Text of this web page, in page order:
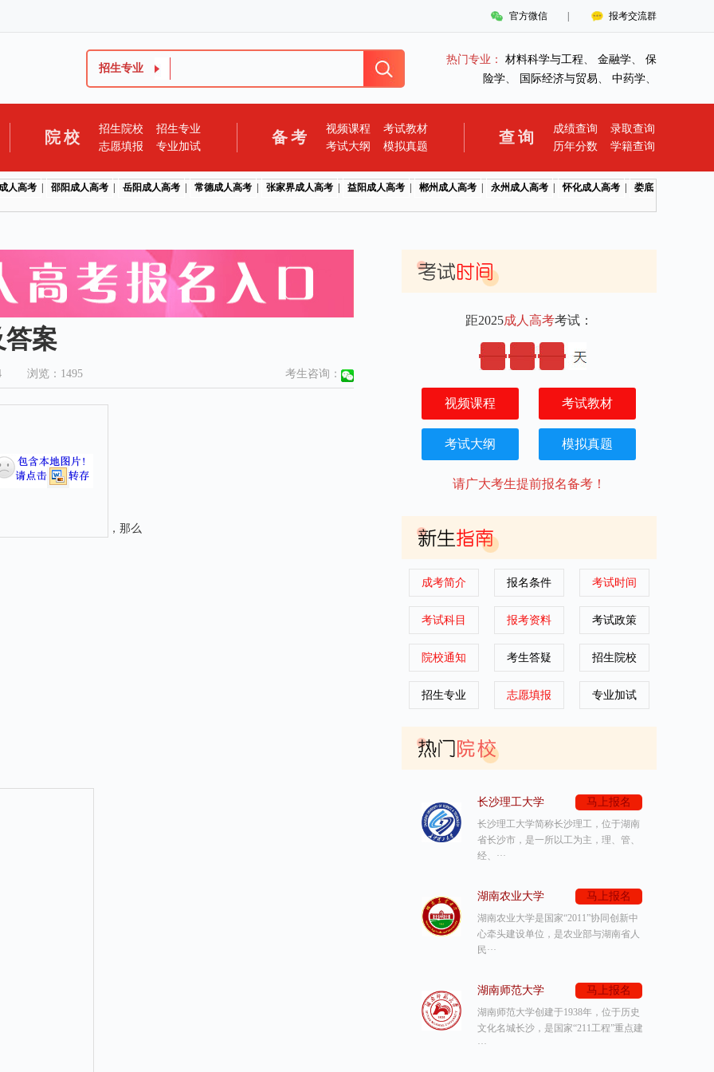
报考交流群
官方微信
招生专业
热门专业： 材料科学与工程、 金融学、 保
险学、 国际经济与贸易、 中药学、
院校 招生院校
招生专业
志愿填报
专业加试
备考 视频课程
考试教材
考试大纲
模拟真题
查询 成绩查询
录取查询
历年分数
学籍查询
人高考 邵阳成人高考 岳阳成人高考 常德成人高考 张家界成人高考 益阳成人高考 郴州成人高考 永州成人高考 怀化成人高考 娄底
答案
浏览： 1495 考生咨询：
，那么
距2025成人高考考试：
视频课程 考试教材
考试大纲 模拟真题
请广大考生提前报名备考！
成考简介 报名条件 考试时间
考试科目 报考资料 考试政策
院校通知 考生答疑 招生院校
招生专业 志愿填报 专业加试
长沙理工大学 马上报名
长沙理工大学简称长沙理工，位于湖南
省长沙市，是一所以工为主，理、管、
经、···
湖南农业大学 马上报名
湖南农业大学是国家“2011”协同创新中
心牵头建设单位，是农业部与湖南省人
民···
湖南师范大学 马上报名
湖南师范大学创建于1938年，位于历史
文化名城长沙，是国家“211工程”重点建
···